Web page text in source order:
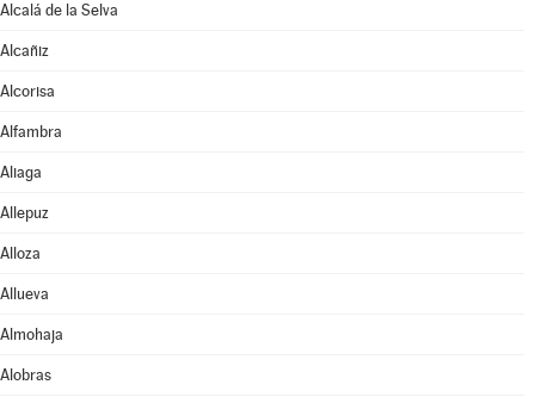
Alcalá de la Selva
Alcañiz
Alcorisa
Alfambra
Aliaga
Allepuz
Alloza
Allueva
Almohaja
Alobras